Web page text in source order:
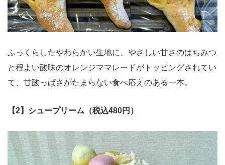
ふっくらしたやわらかい生地に、やさしい甘さのはちみつ
と程よい酸味のオレンジママレードがトッピングされてい
て、甘酸っぱさがたまらない食べ応えのある一本。
【2】シュープリーム（税込480円）